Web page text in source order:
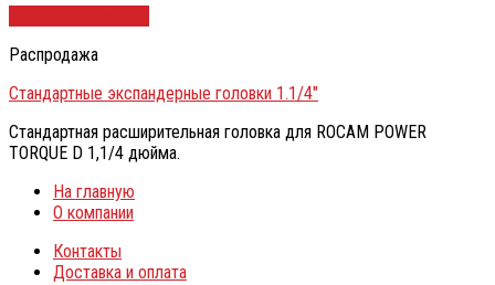
Распродажа
Стандартные экспандерные головки 1.1/4″
Стандартная расширительная головка для ROCAM POWER
TORQUE D 1,1/4 дюйма.
На главную
О компании
Контакты
Доставка и оплата